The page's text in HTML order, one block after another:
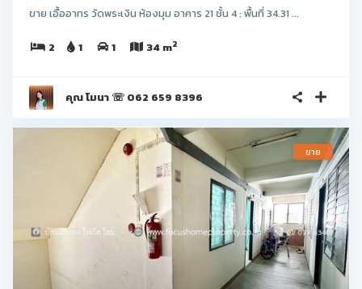
ขาย เอื้ออาทร วัดพระเงิน ห้องมุม อาคาร 21 ชั้น 4 : พื้นที่ 34.31 ...
2 1 1 34 m2
คุณ โมนา ☏ 062 659 8396
ขาย